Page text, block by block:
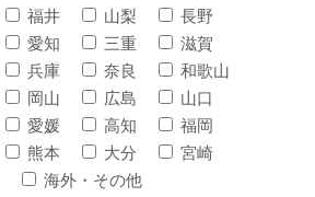
福井 山梨
長野
愛知 三重
滋賀
兵庫 奈良
和歌山
岡山 広島
山口
愛媛 高知
福岡
熊本 大分
宮崎
海外・その他